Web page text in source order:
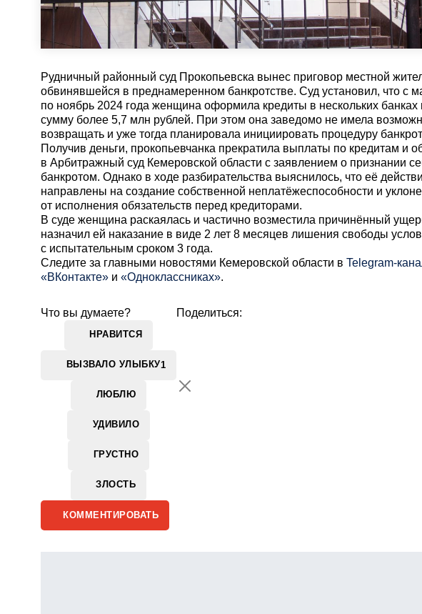
Рудничный районный суд Прокопьевска вынес приговор местной
обвинявшейся в преднамеренном банкротстве. Суд установил, что с
по ноябрь 2024 года женщина оформила кредиты в нескольких
сумму более 5,7 млн рублей. При этом она заведомо не имела
возвращать и уже тогда планировала инициировать процедуру
Получив деньги, прокопьевчанка прекратила выплаты по кредитам и
в Арбитражный суд Кемеровской области с заявлением о признании
банкротом. Однако в ходе разбирательства выяснилось, что её
направлены на создание собственной неплатёжеспособности и
от исполнения обязательств перед кредиторами.
В суде женщина раскаялась и частично возместила причинённый
назначил ей наказание в виде 2 лет 8 месяцев лишения свободы
с испытательным сроком 3 года.
Cледите за главными новостями Кемеровской области в Telegram-
«ВКонтакте» и «Одноклассниках».
Что вы думаете?
НРАВИТСЯ
ВЫЗВАЛО УЛЫБКУ1
ЛЮБЛЮ
УДИВИЛО
ГРУСТНО
ЗЛОСТЬ
Поделиться:
КОММЕНТИРОВАТЬ